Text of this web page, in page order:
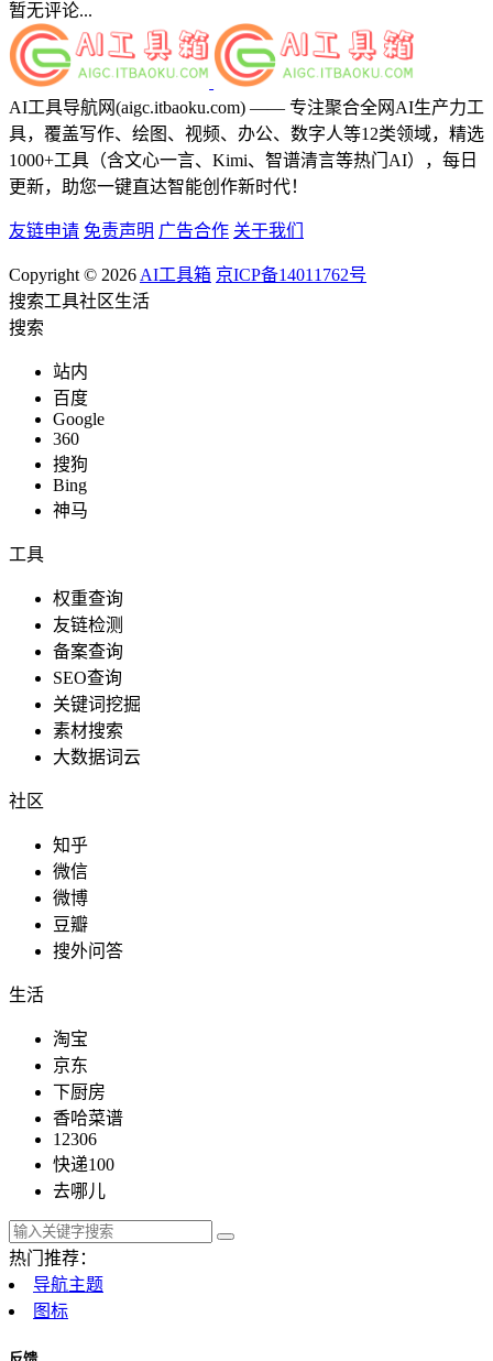
暂无评论...
AI工具导航网(aigc.itbaoku.com) —— 专注聚合全网AI生产力工
具，覆盖写作、绘图、视频、办公、数字人等12类领域，精选
1000+工具（含文心一言、Kimi、智谱清言等热门AI），每日
更新，助您一键直达智能创作新时代！
友链申请 免责声明 广告合作 关于我们
Copyright © 2026 AI工具箱 京ICP备14011762号
搜索工具社区生活
搜索
站内
百度
Google
360
搜狗
Bing
神马
工具
权重查询
友链检测
备案查询
SEO查询
关键词挖掘
素材搜索
大数据词云
社区
知乎
微信
微博
豆瓣
搜外问答
生活
淘宝
京东
下厨房
香哈菜谱
12306
快递100
去哪儿
热门推荐：
导航主题
图标